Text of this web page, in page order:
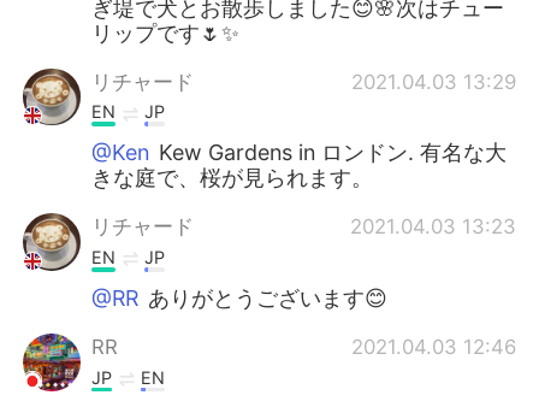
ぎ堤で犬とお散歩しました😊🌸次はチュー
リップです🌷✨
リチャード 2021.04.03 13:29
EN JP
@Ken Kew Gardens in ロンドン. 有名な大
きな庭で、桜が見られます。
リチャード 2021.04.03 13:23
EN JP
@RR ありがとうございます😊
RR 2021.04.03 12:46
JP EN